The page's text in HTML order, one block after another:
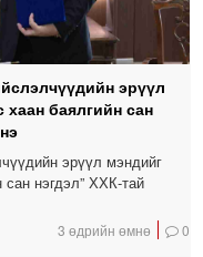
эрүүл
хаан баялгийн сан
эрүүл мэндийг
сан нэгдэл” ХХК-тай
3 өдрийн өмнө 0